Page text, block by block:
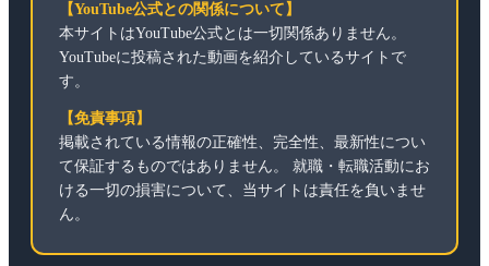
【YouTube公式との関係について】
本サイトはYouTube公式とは一切関係ありません。
YouTubeに投稿された動画を紹介しているサイトで
す。
【免責事項】
掲載されている情報の正確性、完全性、最新性につい
て保証するものではありません。 就職・転職活動にお
ける一切の損害について、当サイトは責任を負いませ
ん。